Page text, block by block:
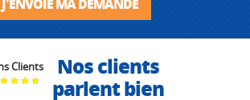
Clients
Nos clients
parlent bien